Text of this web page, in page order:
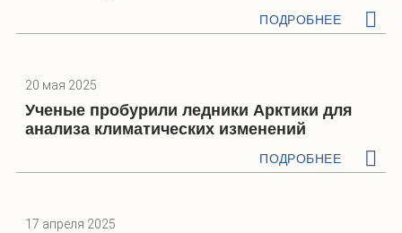
ПОДРОБНЕЕ
20 мая 2025
Ученые пробурили ледники Арктики для
анализа климатических изменений
ПОДРОБНЕЕ
17 апреля 2025